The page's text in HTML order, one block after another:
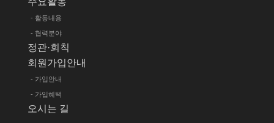
- 활동내용
- 협력분야
정관·회칙
회원가입안내
- 가입안내
- 가입혜택
오시는 길